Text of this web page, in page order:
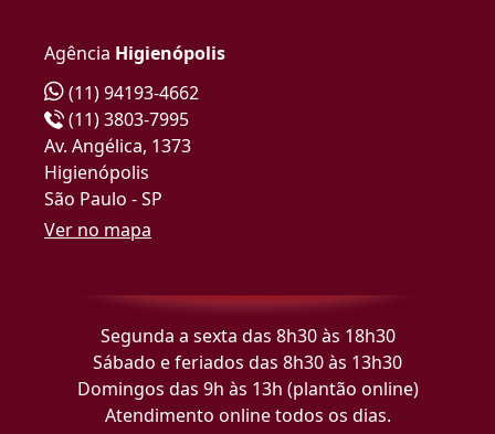
Agência Higienópolis
(11) 94193-4662
(11) 3803-7995
Av. Angélica, 1373
Higienópolis
São Paulo - SP
Ver no mapa
Segunda a sexta das 8h30 às 18h30
Sábado e feriados das 8h30 às 13h30
Domingos das 9h às 13h (plantão online)
Atendimento online todos os dias.